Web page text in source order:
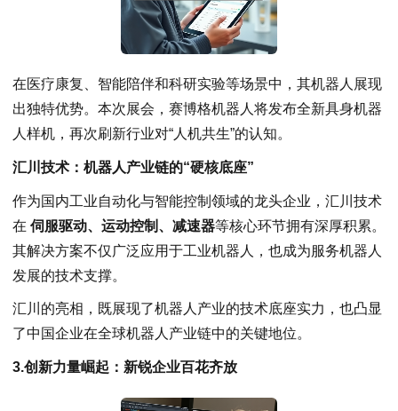
在医疗康复、智能陪伴和科研实验等场景中，其机器人展现
出独特优势。本次展会，赛博格机器人将发布全新具身机器
人样机，再次刷新行业对“人机共生”的认知。
汇川技术：机器人产业链的“硬核底座”
作为国内工业自动化与智能控制领域的龙头企业，汇川技术
在 伺服驱动、运动控制、减速器等核心环节拥有深厚积累。
其解决方案不仅广泛应用于工业机器人，也成为服务机器人
发展的技术支撑。
汇川的亮相，既展现了机器人产业的技术底座实力，也凸显
了中国企业在全球机器人产业链中的关键地位。
3.创新力量崛起：新锐企业百花齐放